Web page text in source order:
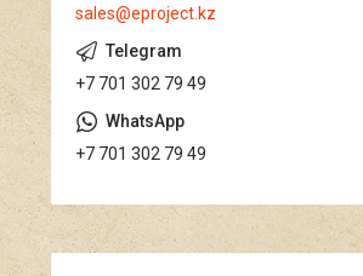
sales@eproject.kz
+7 701 302 79 49
+7 701 302 79 49